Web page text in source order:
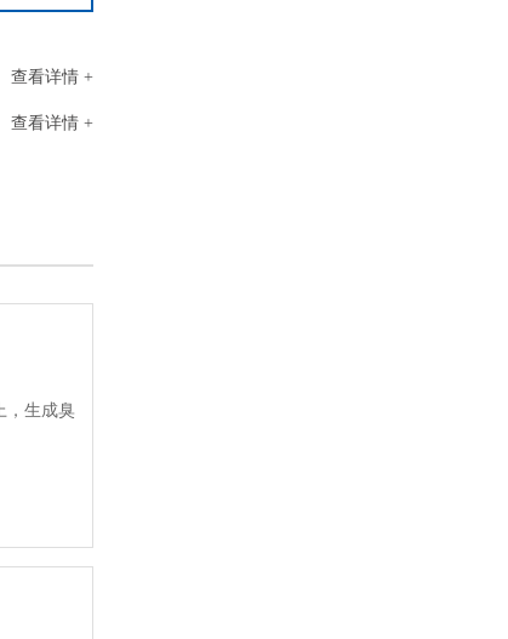
查看详情 +
查看详情 +
，生成臭